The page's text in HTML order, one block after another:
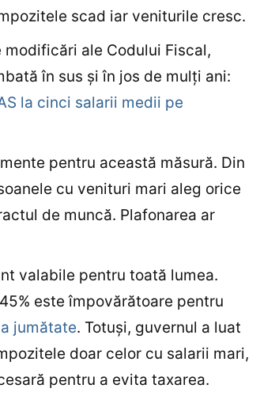
scad iar veniturile cresc.
modificări ale Codului Fiscal,
în sus şi în jos de mulţi ani:
la cinci salarii medii pe
pentru această măsură. Din
cu venituri mari aleg orice
de muncă. Plafonarea ar
valabile pentru toată lumea.
este împovărătoare pentru
jumătate. Totuşi, guvernul a luat
doar celor cu salarii mari,
pentru a evita taxarea.